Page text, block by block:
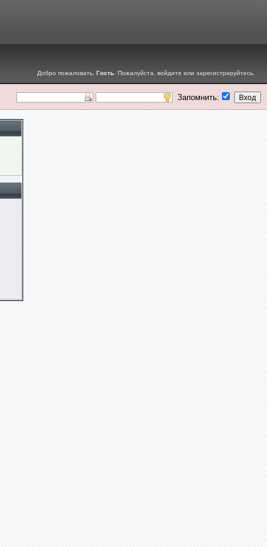
Добро пожаловать, Гость . Пожалуйста, войдите или зарегистрируйтесь
Запомнить: